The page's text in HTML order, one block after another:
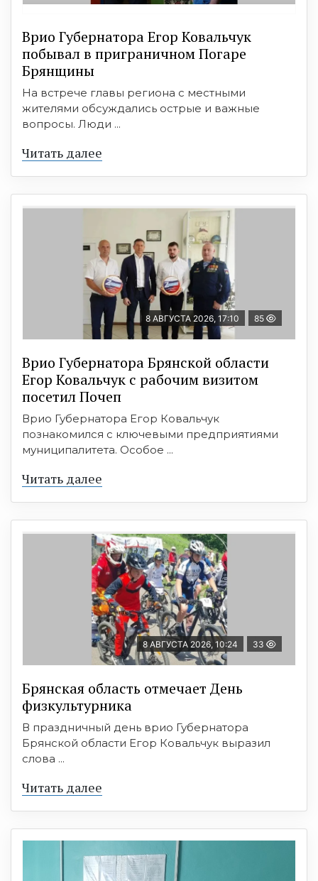
Врио Губернатора Егор Ковальчук
побывал в приграничном Погаре
Брянщины
На встрече главы региона с местными
жителями обсуждались острые и важные
вопросы. Люди ...
Читать далее
8 АВГУСТА 2026, 17:10 85
Врио Губернатора Брянской области
Егор Ковальчук с рабочим визитом
посетил Почеп
Врио Губернатора Егор Ковальчук
познакомился с ключевыми предприятиями
муниципалитета. Особое ...
Читать далее
8 АВГУСТА 2026, 10:24 33
Брянская область отмечает День
физкультурника
В праздничный день врио Губернатора
Брянской области Егор Ковальчук выразил
слова ...
Читать далее